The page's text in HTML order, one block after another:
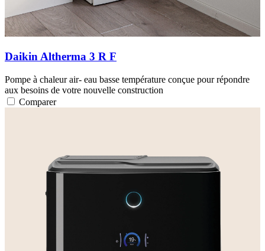
Daikin Altherma 3 R F
Pompe à chaleur air- eau basse température conçue pour répondre
aux besoins de votre nouvelle construction
Comparer